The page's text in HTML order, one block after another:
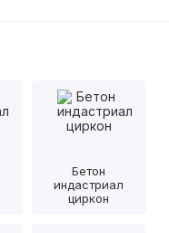
Бетон
индастриал
циркон